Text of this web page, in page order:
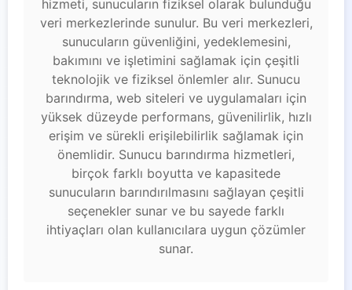
hizmeti, sunucuların fiziksel olarak bulunduğu
veri merkezlerinde sunulur. Bu veri merkezleri,
sunucuların güvenliğini, yedeklemesini,
bakımını ve işletimini sağlamak için çeşitli
teknolojik ve fiziksel önlemler alır. Sunucu
barındırma, web siteleri ve uygulamaları için
yüksek düzeyde performans, güvenilirlik, hızlı
erişim ve sürekli erişilebilirlik sağlamak için
önemlidir. Sunucu barındırma hizmetleri,
birçok farklı boyutta ve kapasitede
sunucuların barındırılmasını sağlayan çeşitli
seçenekler sunar ve bu sayede farklı
ihtiyaçları olan kullanıcılara uygun çözümler
sunar.